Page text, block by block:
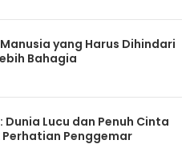
yang Harus Dihindari
Bahagia
Dunia Lucu dan Penuh Cinta
Penggemar